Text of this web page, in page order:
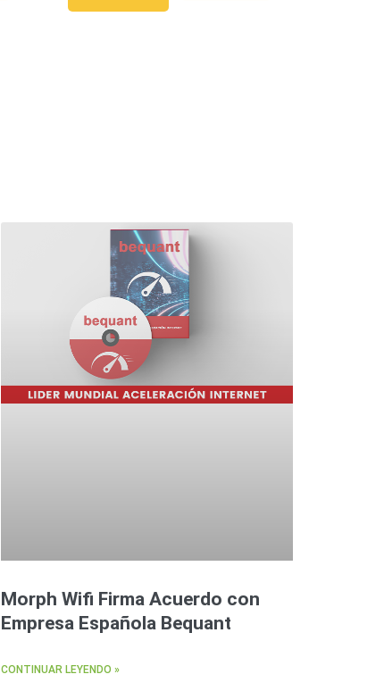
Morph Wifi Firma Acuerdo con
Empresa Española Bequant
CONTINUAR LEYENDO »